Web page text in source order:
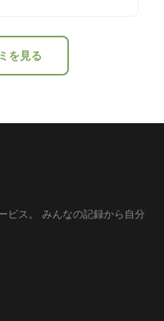
を見る
ビス。
みんなの記録から自分